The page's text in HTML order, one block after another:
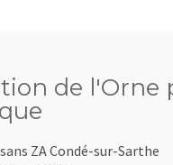
de l'Orne
ZA Condé-sur-Sarthe